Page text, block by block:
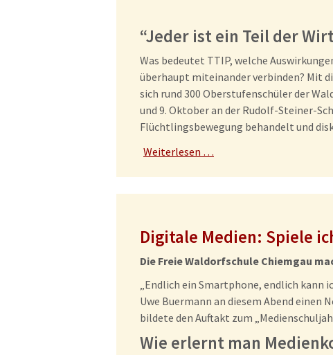
“Jeder ist ein Teil der
Was bedeutet TTIP, welche
überhaupt miteinander verbinden? Mit
sich rund 300 Oberstufenschüler der
und 9. Oktober an der Rudolf-Steiner-
Flüchtlingsbewegung behandelt und
Weiterlesen …
Digitale Medien: Spiele
Die Freie Waldorfschule Chiemgau
„Endlich ein Smartphone, endlich kann
Uwe Buermann an diesem Abend
bildete den Auftakt zum
Wie erlernt man